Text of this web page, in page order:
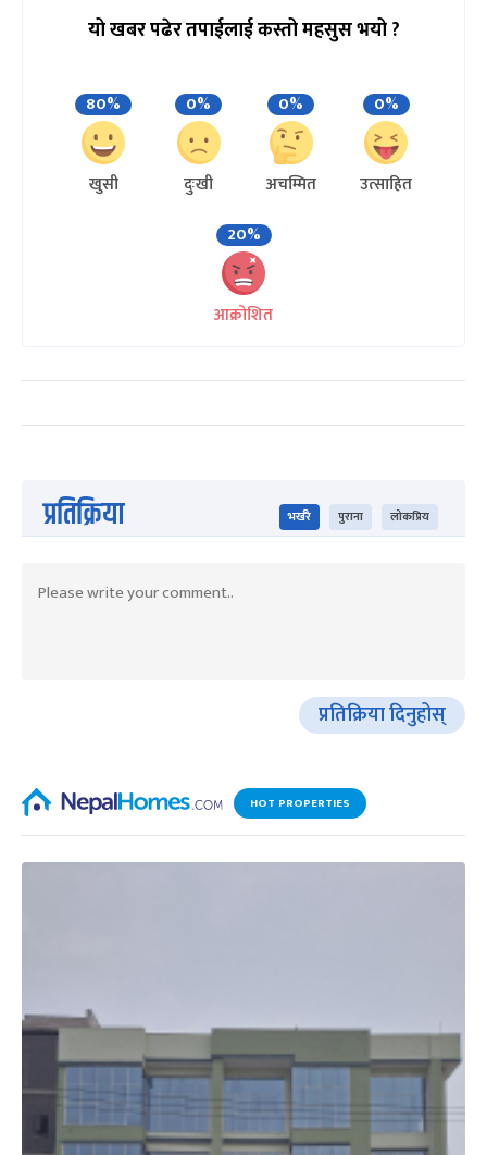
यो खबर पढेर तपाईलाई कस्तो महसुस भयो ?
80%
खुसी
0%
दुःखी
0%
अचम्मित
0%
उत्साहित
20%
आक्रोशित
प्रतिक्रिया भर्खरै पुराना लोकप्रिय
प्रतिक्रिया दिनुहोस्
HOT PROPERTIES